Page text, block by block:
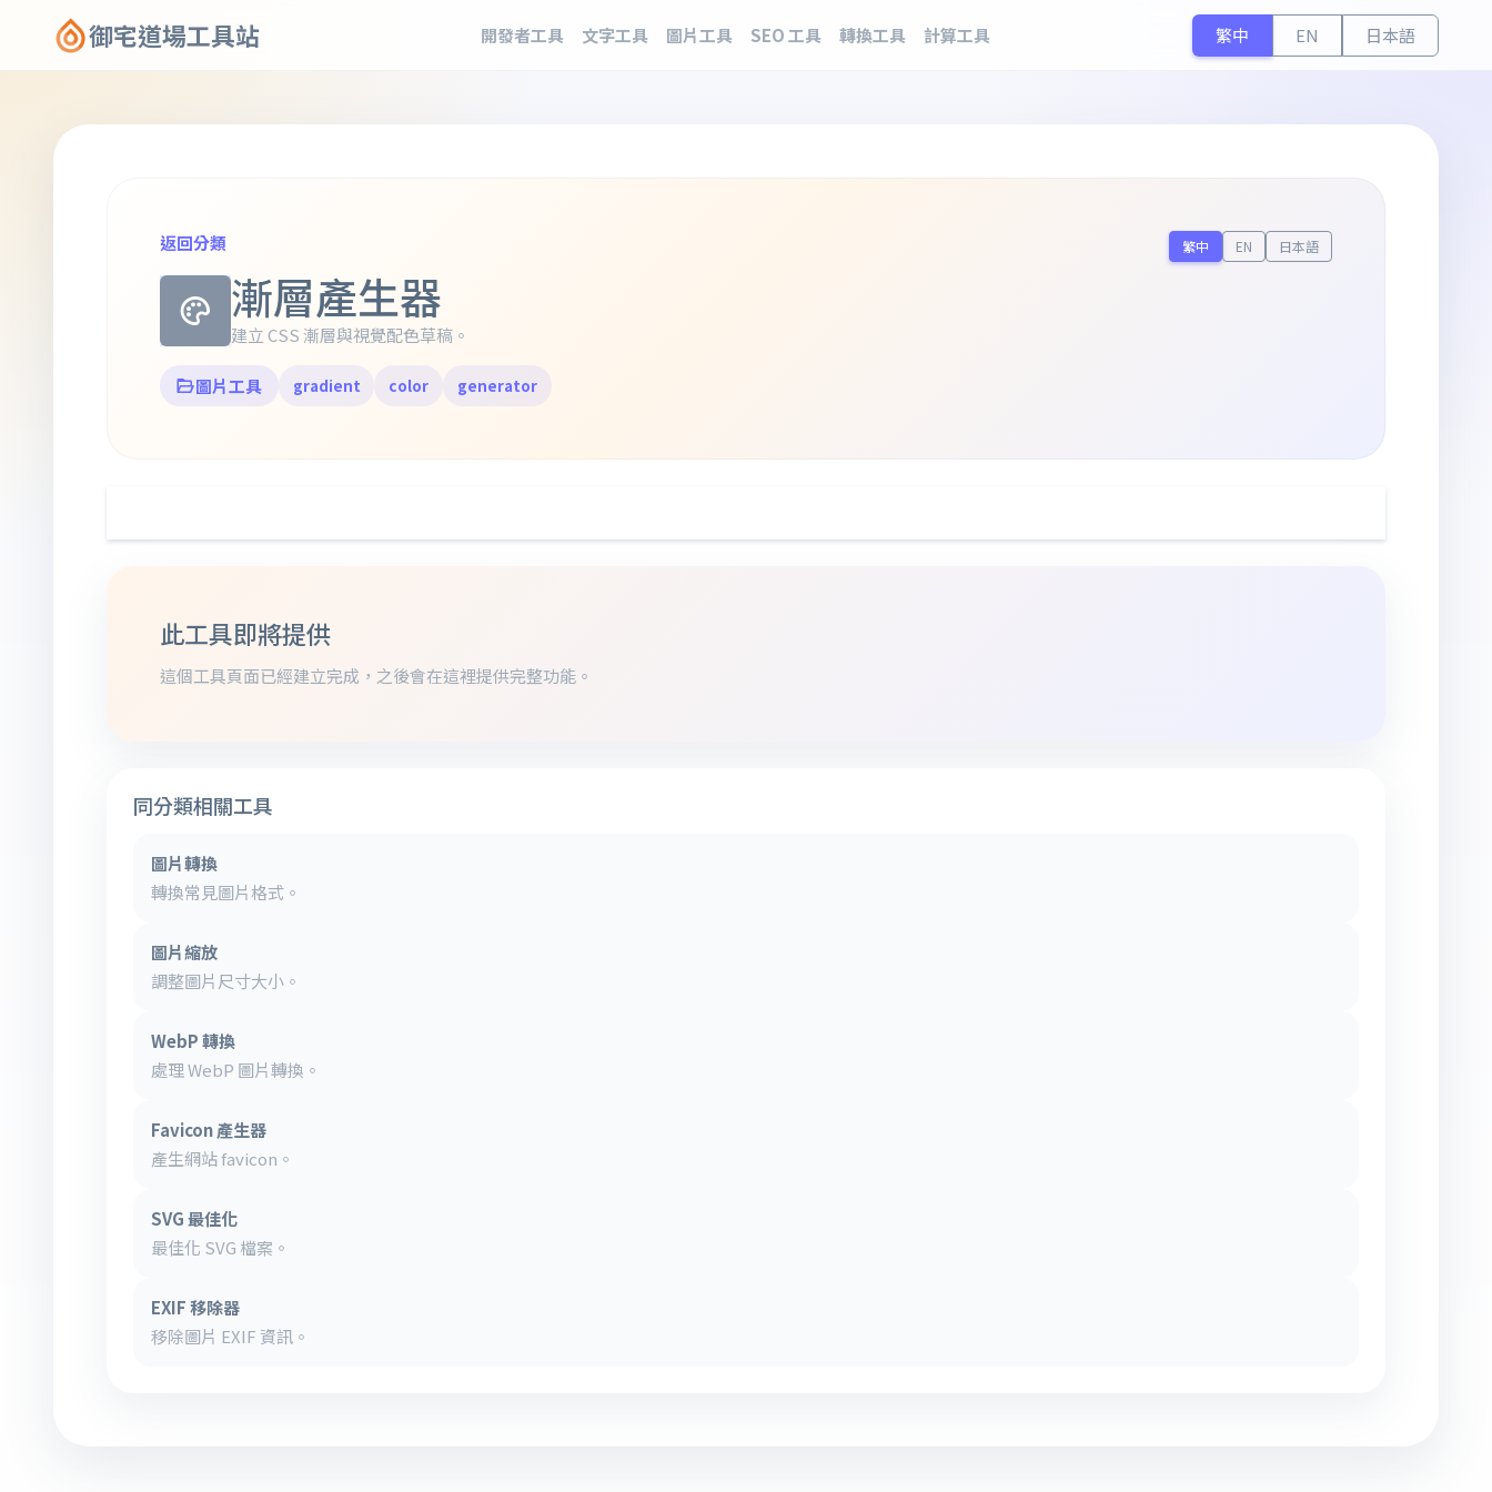
御宅道場工具站 開發者工具 文字工具 圖片工具 SEO 工具 轉換工具 計算工具 繁中 EN 日本語
返回分類
漸層產生器
建立 CSS 漸層與視覺配色草稿。
圖片工具 gradient color generator
繁中 EN 日本語
此工具即將提供
這個工具頁面已經建立完成，之後會在這裡提供完整功能。
同分類相關工具
圖片轉換
轉換常見圖片格式。
圖片縮放
調整圖片尺寸大小。
WebP 轉換
處理 WebP 圖片轉換。
Favicon 產生器
產生網站 favicon。
SVG 最佳化
最佳化 SVG 檔案。
EXIF 移除器
移除圖片 EXIF 資訊。